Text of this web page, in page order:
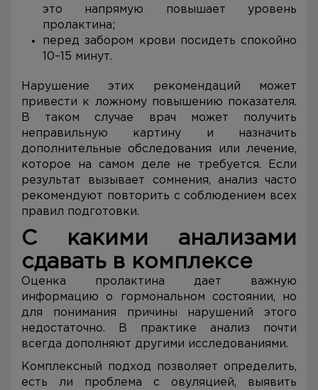
это напрямую повышает уровень
пролактина;
перед забором крови посидеть спокойно
10–15 минут.
Нарушение этих рекомендаций может
привести к ложному повышению показателя.
В таком случае врач может получить
неправильную картину и назначить
дополнительные обследования или лечение,
которое на самом деле не требуется. Если
результат вызывает сомнения, анализ часто
рекомендуют повторить с соблюдением всех
правил подготовки.
С какими анализами
сдавать в комплексе
Оценка пролактина дает важную
информацию о гормональном состоянии, но
для понимания причины нарушений этого
недостаточно. В практике анализ почти
всегда дополняют другими исследованиями.
Комплексный подход позволяет определить,
есть ли проблема с овуляцией, выявить